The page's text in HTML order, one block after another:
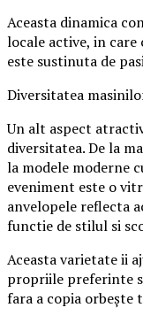
Aceasta dinamica
locale active, in
este sustinuta de
Diversitatea
Un alt aspect
diversitatea. De la
la modele moderne
eveniment este o
anvelopele reflecta
functie de stilul si
Aceasta varietate ii
propriile preferinte
fara a copia orbește